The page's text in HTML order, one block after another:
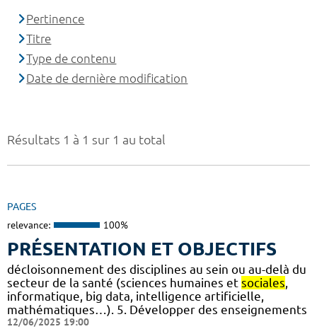
Résultats 1 à 1 sur 1 au total
PAGES
relevance: 100%
PRÉSENTATION ET OBJECTIFS
décloisonnement des disciplines au sein ou au-delà du
secteur de la santé (sciences humaines et sociales
informatique, big data, intelligence artificielle,
mathématiques…). 5. Développer des enseignements
12/06/2025 19:00
Pertinence
Titre
Type de contenu
Date de dernière modification